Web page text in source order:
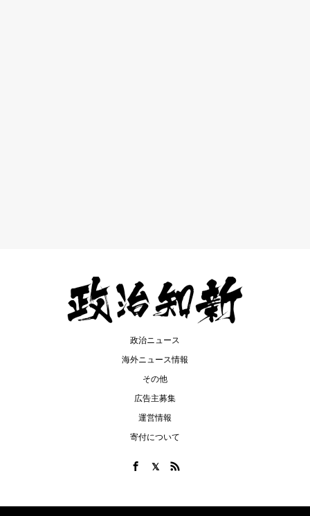
政治ニュース
海外ニュース情報
その他
広告主募集
運営情報
寄付について